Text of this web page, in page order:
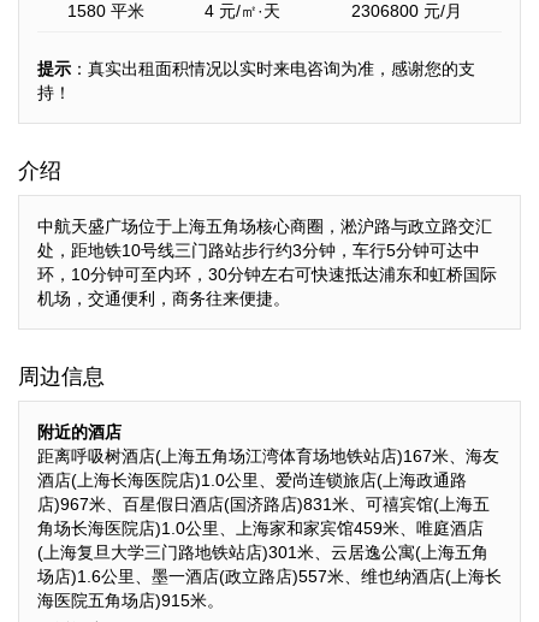
1580 平米 4 元/㎡·天 2306800 元/月
提示 ：真实出租面积情况以实时来电咨询为准，感谢您的支
持！
介绍
中航天盛广场位于上海五角场核心商圈，淞沪路与政立路交汇
处，距地铁10号线三门路站步行约3分钟，车行5分钟可达中
环，10分钟可至内环，30分钟左右可快速抵达浦东和虹桥国际
机场，交通便利，商务往来便捷。
周边信息
附近的酒店
距离呼吸树酒店(上海五角场江湾体育场地铁站店)167米、海友
酒店(上海长海医院店)1.0公里、爱尚连锁旅店(上海政通路
店)967米、百星假日酒店(国济路店)831米、可禧宾馆(上海五
角场长海医院店)1.0公里、上海家和家宾馆459米、唯庭酒店
(上海复旦大学三门路地铁站店)301米、云居逸公寓(上海五角
场店)1.6公里、墨一酒店(政立路店)557米、维也纳酒店(上海长
海医院五角场店)915米。